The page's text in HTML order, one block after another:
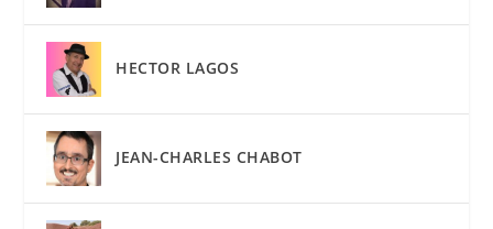
HECTOR LAGOS
JEAN-CHARLES CHABOT